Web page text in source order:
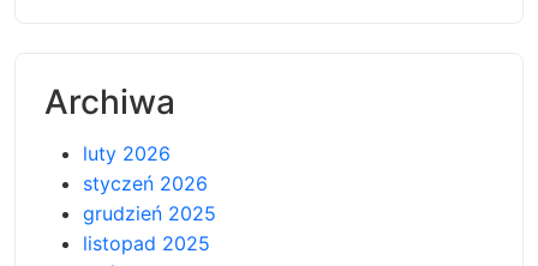
Archiwa
luty 2026
styczeń 2026
grudzień 2025
listopad 2025